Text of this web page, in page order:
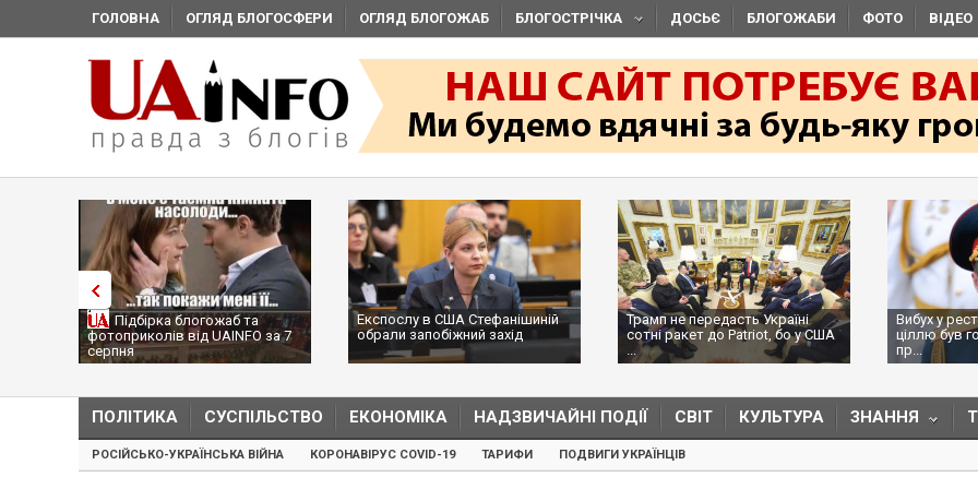
ГОЛОВНА ОГЛЯД БЛОГОСФЕРИ ОГЛЯД БЛОГОЖАБ БЛОГОСТРІЧКА ДОСЬЄ БЛОГОЖАБИ ФОТО ВІДЕО
Підбірка блогожаб та
фотоприколів від UAINFO за 7
серпня
Експослу в США Стефанішиній
обрали запобіжний захід
Трамп не передасть Україні
сотні ракет до Patriot, бо у США
...
Вибух у
ціллю був
пр...
ПОЛІТИКА СУСПІЛЬСТВО ЕКОНОМІКА НАДЗВИЧАЙНІ ПОДІЇ СВІТ КУЛЬТУРА ЗНАННЯ
РОСІЙСЬКО-УКРАЇНСЬКА ВІЙНА КОРОНАВІРУС COVID-19 ТАРИФИ ПОДВИГИ УКРАЇНЦІВ